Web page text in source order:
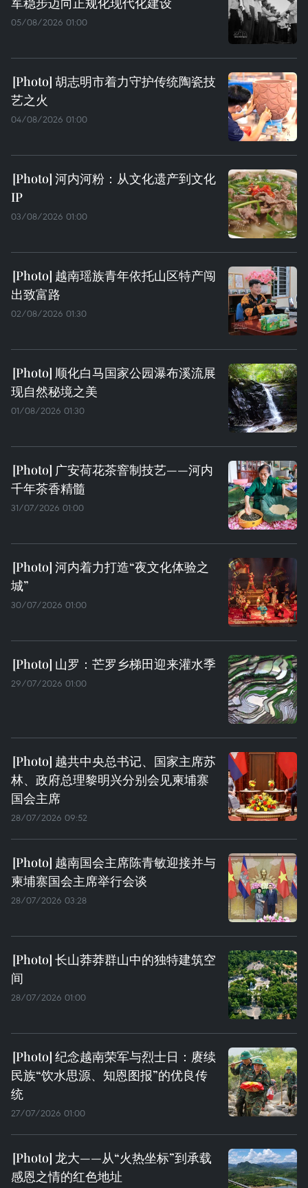
05/08/2026 01:00
胡志明市着力守护传统陶瓷技
艺之火
04/08/2026 01:00
河内河粉：从文化遗产到文化
IP
03/08/2026 01:00
越南瑶族青年依托山区特产闯
出致富路
02/08/2026 01:30
顺化白马国家公园瀑布溪流展
现自然秘境之美
01/08/2026 01:30
广安荷花茶窨制技艺——河内
千年茶香精髓
31/07/2026 01:00
河内着力打造“夜文化体验之
城”
30/07/2026 01:00
山罗：芒罗乡梯田迎来灌水季
29/07/2026 01:00
越共中央总书记、国家主席苏
林、政府总理黎明兴分别会见柬埔寨
国会主席
28/07/2026 09:52
越南国会主席陈青敏迎接并与
柬埔寨国会主席举行会谈
28/07/2026 03:28
长山莽莽群山中的独特建筑空
间
28/07/2026 01:00
纪念越南荣军与烈士日：赓续
民族“饮水思源、知恩图报”的优良传
统
27/07/2026 01:00
龙大——从“火热坐标”到承载
感恩之情的红色地址